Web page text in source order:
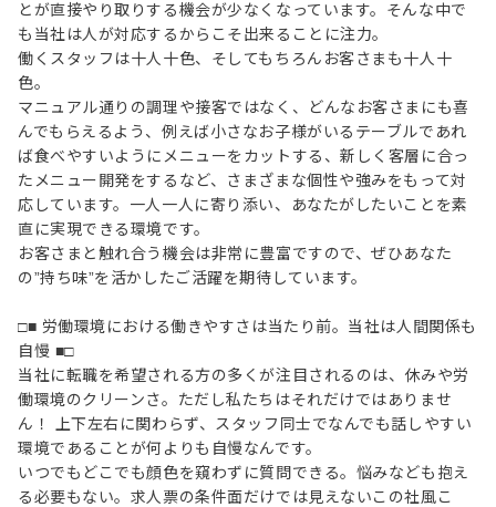
とが直接やり取りする機会が少なくなっています。そんな中で
も当社は人が対応するからこそ出来ることに注力。
働くスタッフは十人十色、そしてもちろんお客さまも十人十
色。
マニュアル通りの調理や接客ではなく、どんなお客さまにも喜
んでもらえるよう、例えば小さなお子様がいるテーブルであれ
ば食べやすいようにメニューをカットする、新しく客層に合っ
たメニュー開発をするなど、さまざまな個性や強みをもって対
応しています。一人一人に寄り添い、あなたがしたいことを素
直に実現できる環境です。
お客さまと触れ合う機会は非常に豊富ですので、ぜひあなた
の”持ち味”を活かしたご活躍を期待しています。
□■ 労働環境における働きやすさは当たり前。当社は人間関係も
自慢 ■□
当社に転職を希望される方の多くが注目されるのは、休みや労
働環境のクリーンさ。ただし私たちはそれだけではありませ
ん！ 上下左右に関わらず、スタッフ同士でなんでも話しやすい
環境であることが何よりも自慢なんです。
いつでもどこでも顔色を窺わずに質問できる。悩みなども抱え
る必要もない。求人票の条件面だけでは見えないこの社風こ